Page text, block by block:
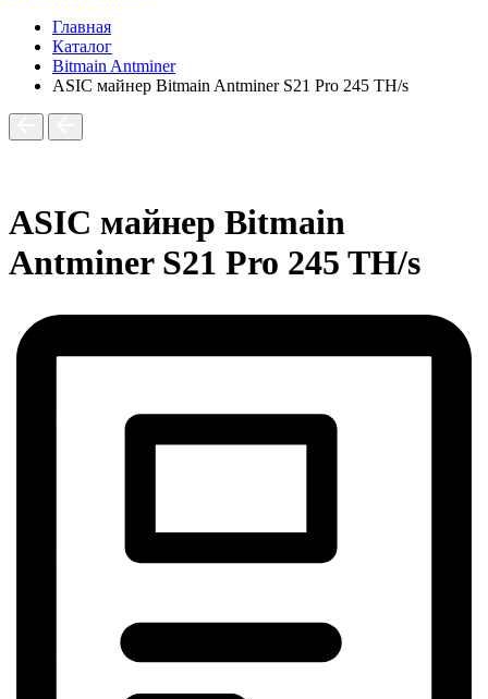
Главная
Каталог
Bitmain Antminer
ASIC майнер Bitmain Antminer S21 Pro 245 TH/s
ASIC майнер Bitmain
Antminer S21 Pro 245 TH/s